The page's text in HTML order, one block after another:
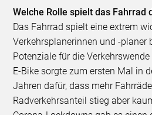
Welche Rolle spielt das Fahrrad
Das Fahrrad spielt eine extrem
Verkehrsplanerinnen und -planer
Potenziale für die
E-Bike sorgte zum ersten Mal in
Jahren dafür, dass mehr
Radverkehrsanteil stieg aber